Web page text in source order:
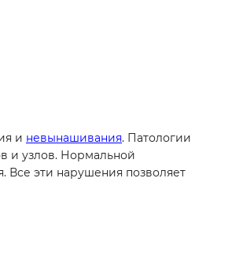
и невынашивания. Патологии
и узлов. Нормальной
Все эти нарушения позволяет